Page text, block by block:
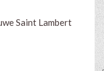
Saint Lambert